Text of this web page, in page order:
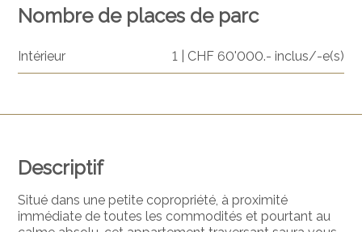
Descriptif
Situé dans une petite copropriété, à proximité
immédiate de toutes les commodités et pourtant au
Nombre de places de parc
Intérieur 1 | CHF 60'000.- inclus/-e(s)